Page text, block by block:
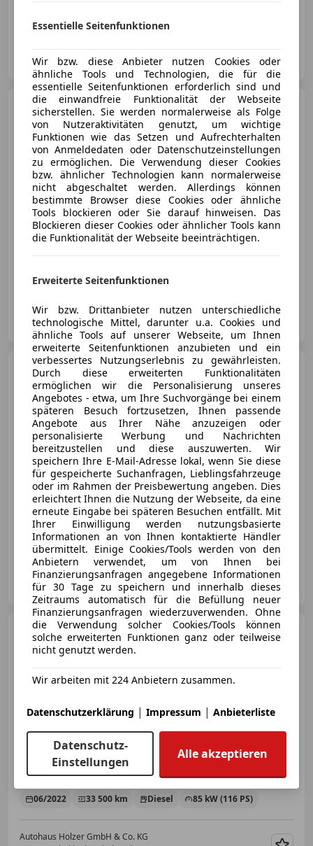
AT-4312 Ried in der Riedmark
MINI Cooper
C Classic Trim
Aut. *S-Paket, Head-Up, KESSY*
€ 26 980
06/2025 2 685 km Benzin
Autohaus Holzer GmbH & Co. KG
AT-4312 Ried in der Riedmark
Audi A6 Avant 40 TDI Quattro
S-tronic *NP80.500€, AHK, ...
€ 37 790
01/2023 56 400 km Diesel 150 kW (204 PS)
Autohaus Holzer GmbH & Co. KG
AT-4312 Ried in der Riedmark
Volkswagen Golf
Variant2,0 TDI *5-J Garantie,
€ 20 990
06/2022 33 500 km Diesel 85 kW (116 PS)
Autohaus Holzer GmbH & Co. KG
Essentielle Seitenfunktionen
Wir bzw. diese Anbieter nutzen Cookies oder
ähnliche Tools und Technologien, die für die
essentielle Seitenfunktionen erforderlich sind und
die einwandfreie Funktionalität der Webseite
sicherstellen. Sie werden normalerweise als Folge
von Nutzeraktivitäten genutzt, um wichtige
Funktionen wie das Setzen und Aufrechterhalten
von Anmeldedaten oder Datenschutzeinstellungen
zu ermöglichen. Die Verwendung dieser Cookies
bzw. ähnlicher Technologien kann normalerweise
nicht abgeschaltet werden. Allerdings können
bestimmte Browser diese Cookies oder ähnliche
Tools blockieren oder Sie darauf hinweisen. Das
Blockieren dieser Cookies oder ähnlicher Tools kann
die Funktionalität der Webseite beeinträchtigen.
Erweiterte Seitenfunktionen
Wir bzw. Drittanbieter nutzen unterschiedliche
technologische Mittel, darunter u.a. Cookies und
ähnliche Tools auf unserer Webseite, um Ihnen
erweiterte Seitenfunktionen anzubieten und ein
verbessertes Nutzungserlebnis zu gewährleisten.
Durch diese erweiterten Funktionalitäten
ermöglichen wir die Personalisierung unseres
Angebotes - etwa, um Ihre Suchvorgänge bei einem
späteren Besuch fortzusetzen, Ihnen passende
Angebote aus Ihrer Nähe anzuzeigen oder
personalisierte Werbung und Nachrichten
bereitzustellen und diese auszuwerten. Wir
speichern Ihre E-Mail-Adresse lokal, wenn Sie diese
für gespeicherte Suchanfragen, Lieblingsfahrzeuge
oder im Rahmen der Preisbewertung angeben. Dies
erleichtert Ihnen die Nutzung der Webseite, da eine
erneute Eingabe bei späteren Besuchen entfällt. Mit
Ihrer Einwilligung werden nutzungsbasierte
Informationen an von Ihnen kontaktierte Händler
übermittelt. Einige Cookies/Tools werden von den
Anbietern verwendet, um von Ihnen bei
Finanzierungsanfragen angegebene Informationen
für 30 Tage zu speichern und innerhalb dieses
Zeitraums automatisch für die Befüllung neuer
Finanzierungsanfragen wiederzuverwenden. Ohne
die Verwendung solcher Cookies/Tools können
solche erweiterten Funktionen ganz oder teilweise
nicht genutzt werden.
Wir arbeiten mit 224 Anbietern zusammen.
Datenschutzerklärung | Impressum | Anbieterliste
Datenschutz-
Einstellungen
Alle akzeptieren